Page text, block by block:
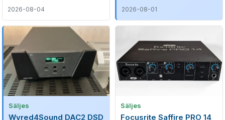
2026-08-04 2026-08-01
Säljes
Wyred4Sound DAC2 DSD
Säljes
Focusrite Saffire PRO 14